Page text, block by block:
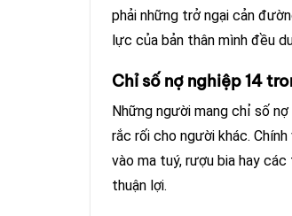
phải những trở ngại cản
lực của bản thân mình đều
Chỉ số nợ nghiệp 14
Những người mang chỉ số
rắc rối cho người khác.
vào ma tuý, rượu bia hay
thuận lợi.